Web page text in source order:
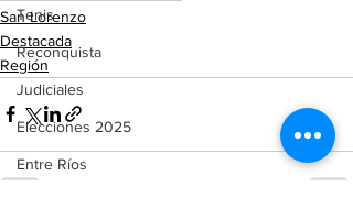
Tenis
Reconquista
Judiciales
Elecciones 2025
Entre Ríos
San Lorenzo
Destacada
Región